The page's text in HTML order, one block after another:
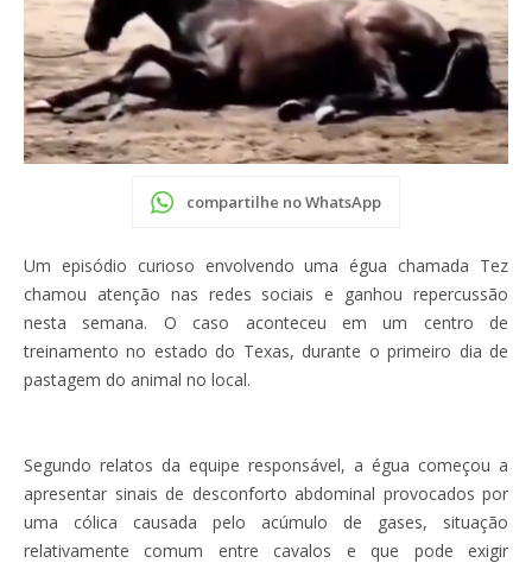
compartilhe no WhatsApp
Um episódio curioso envolvendo uma égua chamada Tez
chamou atenção nas redes sociais e ganhou repercussão
nesta semana. O caso aconteceu em um centro de
treinamento no estado do Texas, durante o primeiro dia de
pastagem do animal no local.
Segundo relatos da equipe responsável, a égua começou a
apresentar sinais de desconforto abdominal provocados por
uma cólica causada pelo acúmulo de gases, situação
relativamente comum entre cavalos e que pode exigir